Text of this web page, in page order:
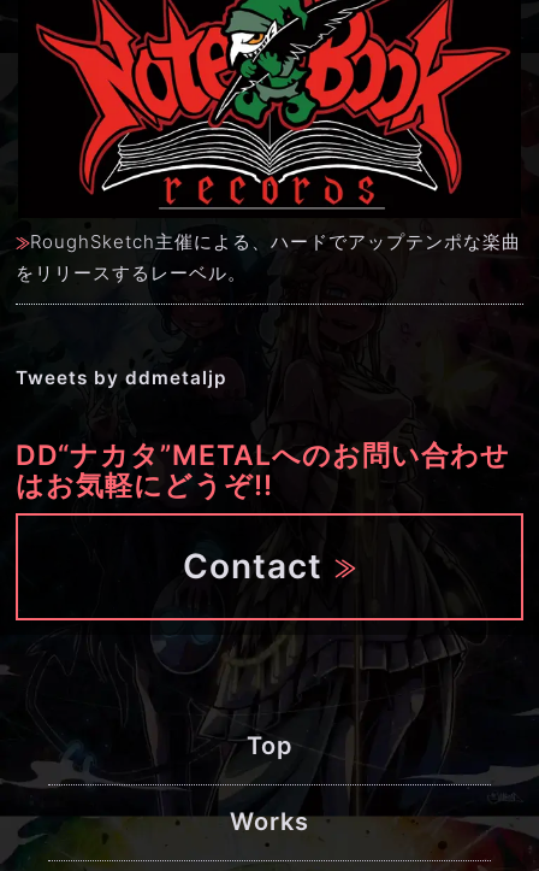
RoughSketch主催による、ハードでアップテンポな楽曲
をリリースするレーベル。
Tweets by ddmetaljp
DD“ナカタ”METALへのお問い合わせ
はお気軽にどうぞ!!
Contact
Top
Works